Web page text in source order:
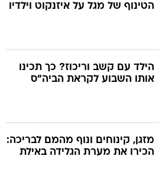
הטינוף של מגל על איזנקוט וילדיו
הילד עם קשב וריכוז? כך תכינו
אותו השבוע לקראת הביה"ס
מזגן, קינוחים ונוף מהמם לבריכה:
הכירו את מערת הגלידה באילת